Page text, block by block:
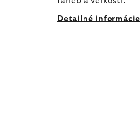
Detailné informácie